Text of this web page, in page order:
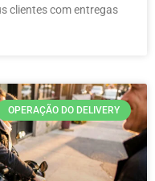
clientes com entregas
OPERAÇÃO DO DELIVERY